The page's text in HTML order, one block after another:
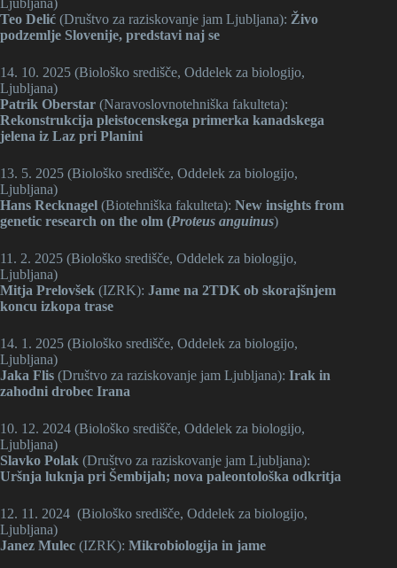
Ljubljana)
Teo Delić (Društvo za raziskovanje jam Ljubljana): Živo
podzemlje Slovenije, predstavi naj se
14. 10. 2025 (Biološko središče, Oddelek za biologijo,
Ljubljana)
Patrik Oberstar (Naravoslovnotehniška fakulteta):
Rekonstrukcija pleistocenskega primerka kanadskega
jelena iz Laz pri Planini
13. 5. 2025 (Biološko središče, Oddelek za biologijo,
Ljubljana)
Hans Recknagel (Biotehniška fakulteta): New insights from
genetic research on the olm (Proteus anguinus)
11. 2. 2025 (Biološko središče, Oddelek za biologijo,
Ljubljana)
Mitja Prelovšek (IZRK): Jame na 2TDK ob skorajšnjem
koncu izkopa trase
14. 1. 2025 (Biološko središče, Oddelek za biologijo,
Ljubljana)
Jaka Flis (Društvo za raziskovanje jam Ljubljana): Irak in
zahodni drobec Irana
10. 12. 2024 (Biološko središče, Oddelek za biologijo,
Ljubljana)
Slavko Polak (Društvo za raziskovanje jam Ljubljana):
Uršnja luknja pri Šembijah; nova paleontološka odkritja
12. 11. 2024 (Biološko središče, Oddelek za biologijo,
Ljubljana)
Janez Mulec (IZRK): Mikrobiologija in jame